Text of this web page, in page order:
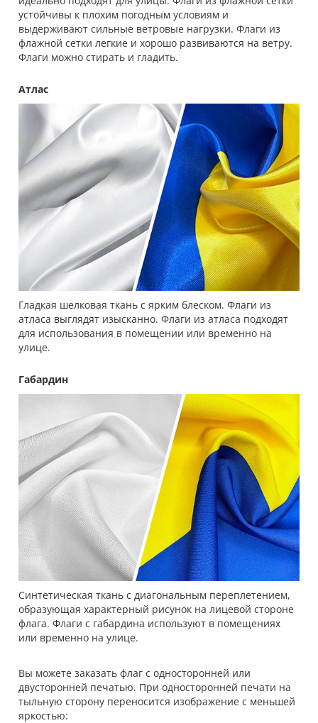
устойчивы к плохим погодным условиям и
выдерживают сильные ветровые нагрузки. Флаги из
флажной сетки легкие и хорошо развиваются на ветру.
Флаги можно стирать и гладить.
Атлас
Гладкая шелковая ткань с ярким блеском. Флаги из
атласа выглядят изысканно. Флаги из атласа подходят
для использования в помещении или временно на
улице.
Габардин
Синтетическая ткань с диагональным переплетением,
образующая характерный рисунок на лицевой стороне
флага. Флаги с габардина используют в помещениях
или временно на улице.
Вы можете заказать флаг с односторонней или
двусторонней печатью. При односторонней печати на
тыльную сторону переносится изображение с меньшей
яркостью: